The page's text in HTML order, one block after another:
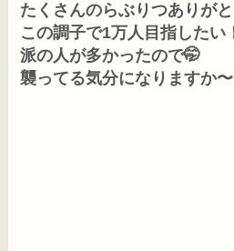
たくさんのらぶりつありが
この調子で1万人目指したい
派の人が多かったので🤭
襲ってる気分になりますか〜